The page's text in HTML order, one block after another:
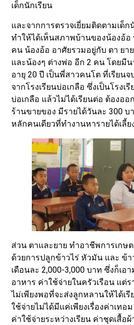
เด็กนักเรียน
และจากการตรวจเยี่ยมติดตามเด็
ทำให้ได้เห็นสภาพบ้านของน้องอ้อ
คน น้องอ้อ อาศัยรวมอยู่กับ ตา ยา
และน้องๆ ต่างพ่อ อีก 2 คน โดยมีน
อายุ 20 ปี เป็นพี่สาวคนโต ที่เรียน
จากโรงเรียนบ่อเกลือ ซึ่งเป็นโรงเ
บ่อเกลือ แล้วไม่ได้เรียนต่อ ต้องอ
ร้านขายของ มีรายได้วันละ 300 บ
หลักคนเดียวที่ทำงานหารายได้เลี้
ส่วน ตาและยาย ทำอาชีพการเกษ
ด้วยการปลูกข้าวไร่ หัวมัน และ ข้า
เดือนละ 2,000-3,000 บาท ซึ่งก็เอ
อาหาร ค่าใช้จ่ายในครัวเรือน แต่
ไม่เพียงพอที่จะส่งลูกหลานให้ได้เ
ใช้จ่ายไม่ได้มีแค่เพียงเรื่องค่าเทอ
ค่าใช้จ่ายระหว่างเรียน ค่าชุดเสื้อผ้